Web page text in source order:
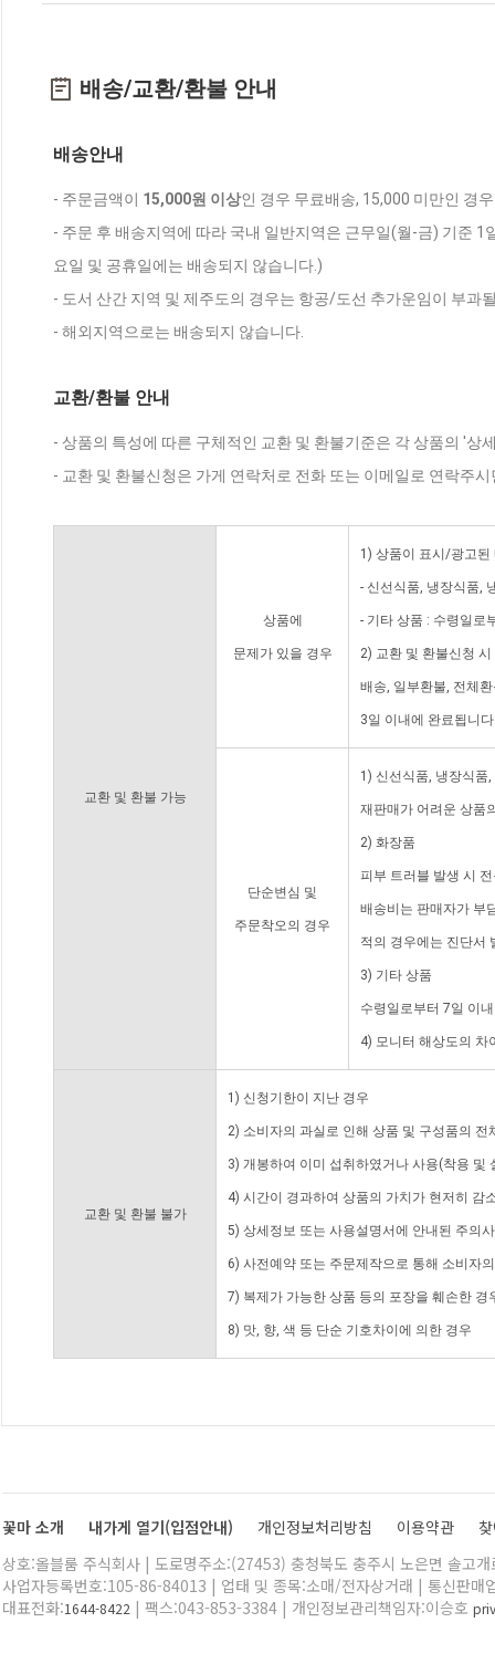
배송/교환/환불 안내
배송안내
- 주문금액이 15,000원 이상인 경우 무료배송, 15,000 미만인 경
- 주문 후 배송지역에 따라 국내 일반지역은 근무일(월-금) 기준
요일 및 공휴일에는 배송되지 않습니다.)
- 도서 산간 지역 및 제주도의 경우는 항공/도선 추가운임이 부과
- 해외지역으로는 배송되지 않습니다.
교환/환불 안내
- 상품의 특성에 따른 구체적인 교환 및 환불기준은 각 상품의 '상
- 교환 및 환불신청은 가게 연락처로 전화 또는 이메일로 연락주
교환 및 환불 가능
상품에
문제가 있을 경우
1) 상품이 표시/광고된
- 신선식품, 냉장식품,
- 기타 상품 : 수령일로
2) 교환 및 환불신청
배송, 일부환불, 전체
3일 이내에 완료됩니
단순변심 및
주문착오의 경우
1) 신선식품, 냉장식품
재판매가 어려운 상품
2) 화장품
피부 트러블 발생 시
배송비는 판매자가 부
적의 경우에는 진단서
3) 기타 상품
수령일로부터 7일 이
4) 모니터 해상도의 차
교환 및 환불 불가
1) 신청기한이 지난 경우
2) 소비자의 과실로 인해 상품 및 구성품의
3) 개봉하여 이미 섭취하였거나 사용(착용 및
4) 시간이 경과하여 상품의 가치가 현저히 감
5) 상세정보 또는 사용설명서에 안내된 주의
6) 사전예약 또는 주문제작으로 통해 소비자
7) 복제가 가능한 상품 등의 포장을 훼손한 경
8) 맛, 향, 색 등 단순 기호차이에 의한 경우
꽃마 소개 내가게 열기(입점안내) 개인정보처리방침 이용약관
상호:올블룸 주식회사 | 도로명주소:(27453) 충청북도 충주시 노은면 솔고
사업자등록번호:105-86-84013 | 업태 및 종목:소매/전자상거래 | 통신판매
대표전화:1644-8422 | 팩스:043-853-3384 | 개인정보관리책임자:이승호